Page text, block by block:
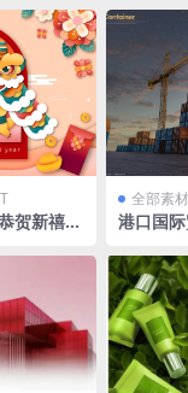
贺新禧舞
全部素材
港口国